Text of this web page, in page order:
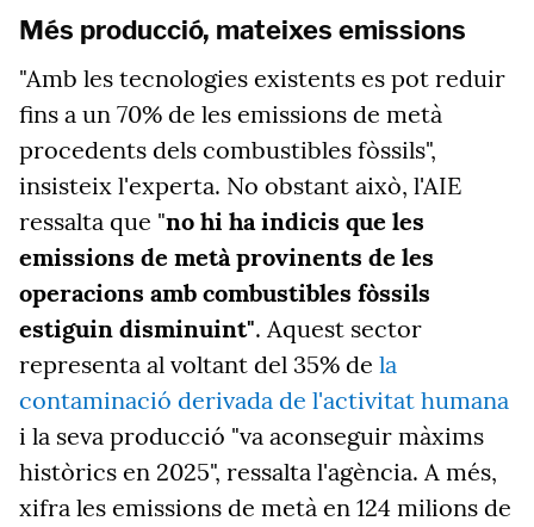
Més producció, mateixes emissions
"Amb les tecnologies existents es pot reduir
fins a un 70% de les emissions de metà
procedents dels combustibles fòssils",
insisteix l'experta. No obstant això, l'AIE
ressalta que "no hi ha indicis que les
emissions de metà provinents de les
operacions amb combustibles fòssils
estiguin disminuint". Aquest sector
representa al voltant del 35% de la
contaminació derivada de l'activitat humana
i la seva producció "va aconseguir màxims
històrics en 2025", ressalta l'agència. A més,
xifra les emissions de metà en 124 milions de